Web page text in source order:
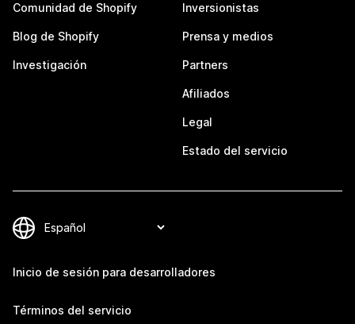
Comunidad de Shopify
Blog de Shopify
Investigación
Inversionistas
Prensa y medios
Partners
Afiliados
Legal
Estado del servicio
Inicio de sesión para desarrolladores
Términos del servicio